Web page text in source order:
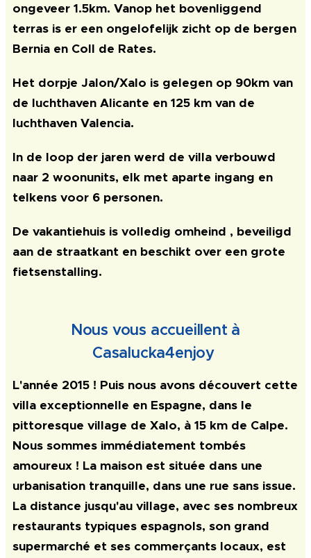
ongeveer 1.5km. Vanop het bovenliggend
terras is er een ongelofelijk zicht op de bergen
Bernia en Coll de Rates.
Het dorpje Jalon/Xalo is gelegen op 90km van
de luchthaven Alicante en 125 km van de
luchthaven Valencia.
In de loop der jaren werd de villa verbouwd
naar 2 woonunits, elk met aparte ingang en
telkens voor 6 personen.
De vakantiehuis is volledig omheind , beveiligd
aan de straatkant en beschikt over een grote
fietsenstalling.
Nous vous accueillent à
Casalucka4enjoy
L'année 2015 ! Puis nous avons découvert cette
villa exceptionnelle en Espagne, dans le
pittoresque village de Xalo, à 15 km de Calpe.
Nous sommes immédiatement tombés
amoureux ! La maison est située dans une
urbanisation tranquille, dans une rue sans issue.
La distance jusqu'au village, avec ses nombreux
restaurants typiques espagnols, son grand
supermarché et ses commerçants locaux, est